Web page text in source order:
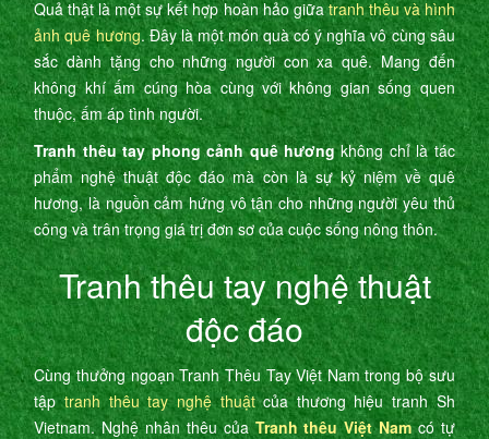
Quả thật là một sự kết hợp hoàn hảo giữatranh thêu và hình
ảnh quê hương. Đây là một món quà có ý nghĩa vô cùng sâu
sắc dành tặng cho những người con xa quê. Mang đến
không khí ấm cúng hòa cùng với không gian sống quen
thuộc, ấm áp tình người.
Tranh thêu tay phong cảnh quê hươngkhông chỉ là tác
phẩm nghệ thuật độc đáo mà còn là sự kỷ niệm về quê
hương, là nguồn cảm hứng vô tận cho những người yêu thủ
công và trân trọng giá trị đơn sơ của cuộc sống nông thôn.
Tranh thêu tay nghệ thuật
độc đáo
Cùng thưởng ngoạn Tranh Thêu Tay Việt Nam trong bộ sưu
tậptranh thêu tay nghệ thuậtcủa thương hiệu tranh Sh
Vietnam. Nghệ nhân thêu củaTranh thêu Việt Namcó tự